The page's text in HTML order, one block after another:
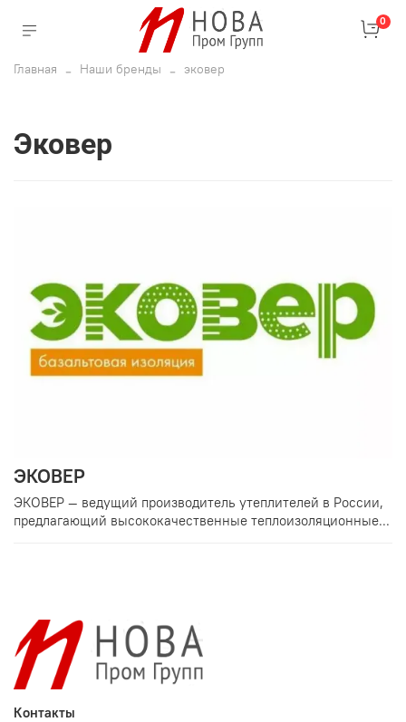
0
Главная Наши бренды эковер
эковер
ЭКОВЕР
ЭКОВЕР — ведущий производитель утеплителей в России,
предлагающий высококачественные теплоизоляционные...
Контакты